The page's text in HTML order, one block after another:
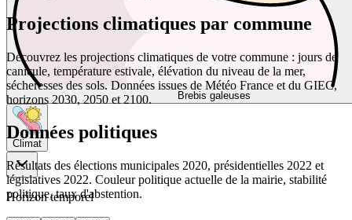
Brebis galeuses
Climat
Horizon temporel
Projections climatiques par commune
Découvrez les projections climatiques de votre commune : jours de
canicule, température estivale, élévation du niveau de la mer,
sécheresses des sols. Données issues de Météo France et du GIEC,
horizons 2030, 2050 et 2100.
Données politiques
Résultats des élections municipales 2020, présidentielles 2022 et
législatives 2022. Couleur politique actuelle de la mairie, stabilité
politique, taux d'abstention.